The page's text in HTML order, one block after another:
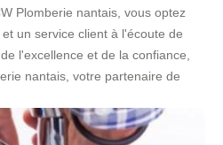
Plomberie nantais, vous optez
un service client à l'écoute de
l'excellence et de la confiance,
nantais, votre partenaire de